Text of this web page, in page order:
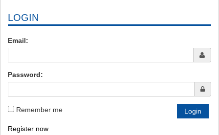
LOGIN
Email:
Password:
Remember me
Register now